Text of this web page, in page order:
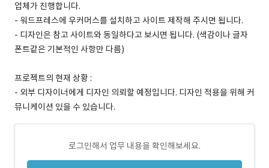
업체가 진행합니다.
- 워드프레스에 우커머스를 설치하고 사이트 제작해 주시면 됩니다.
- 디자인은 참고 사이트와 동일하다고 보시면 됩니다. (색감이나 글자
폰트같은 기본적인 사항만 다름)
프로젝트의 현재 상황 :
- 외부 디자이너에게 디자인 의뢰할 예정입니다. 디자인 적용을 위해 커
뮤니케이션 있을 수 있습니다.
로그인해서 업무 내용을 확인해보세요.